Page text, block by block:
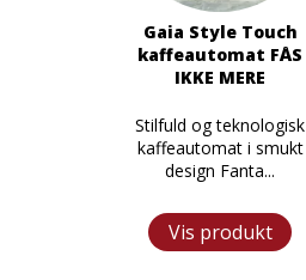
Gaia Style Touch
kaffeautomat FÅS
IKKE MERE
Stilfuld og teknologisk
kaffeautomat i smukt
design Fanta...
Vis produkt